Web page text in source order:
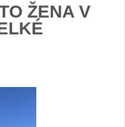
ŽENA V